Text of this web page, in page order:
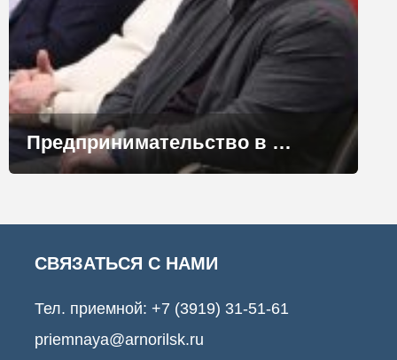
Предпринимательство в Норильске: вызовы и возможности
СВЯЗАТЬСЯ С НАМИ
Тел. приемной: +7 (3919) 31-51-61
priemnaya@arnorilsk.ru